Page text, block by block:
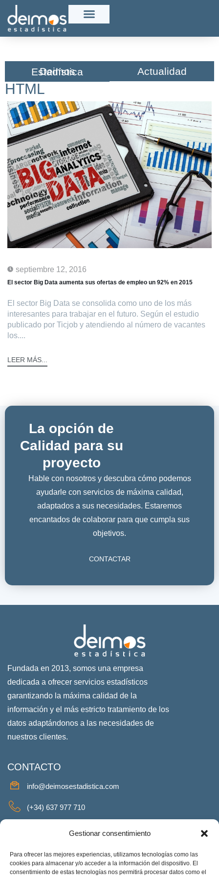
Gestionar consentimiento
Para ofrecer las mejores experiencias, utilizamos tecnologías como las
cookies para almacenar y/o acceder a la información del dispositivo. El
consentimiento de estas tecnologías nos permitirá procesar datos como el
Deimos Estadística​ Actualidad
HTML
septiembre 12, 2016
El sector Big Data aumenta sus ofertas de empleo un 92% en 2015
El sector Big Data se consolida como uno de los más
interesantes para trabajar en el futuro. Según el estudio
publicado por Ticjob y atendiendo al número de vacantes
los....
LEER MÁS...
La opción de
Calidad para su
proyecto
Hable con nosotros y descubra cómo podemos
ayudarle con servicios de máxima calidad,
adaptados a sus necesidades. Estaremos
encantados de colaborar para que cumpla sus
objetivos.
CONTACTAR
Fundada en 2013, somos una empresa
dedicada a ofrecer servicios estadísticos
garantizando la máxima calidad de la
información y el más estricto tratamiento de los
datos adaptándonos a las necesidades de
nuestros clientes.
CONTACTO
info@deimosestadistica.com
(+34) 637 977 710